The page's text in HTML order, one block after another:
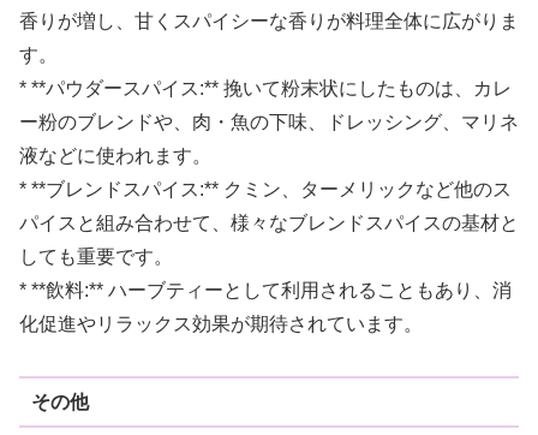
香りが増し、甘くスパイシーな香りが料理全体に広がりま
す。
* **パウダースパイス:** 挽いて粉末状にしたものは、カレ
ー粉のブレンドや、肉・魚の下味、ドレッシング、マリネ
液などに使われます。
* **ブレンドスパイス:** クミン、ターメリックなど他のス
パイスと組み合わせて、様々なブレンドスパイスの基材と
しても重要です。
* **飲料:** ハーブティーとして利用されることもあり、消
化促進やリラックス効果が期待されています。
その他